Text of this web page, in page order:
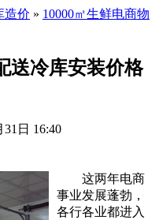
造价 » 10000㎡生鲜电商物
送冷库安装价格
日 16:40
这两年电商
事业发展蓬勃，
各行各业都进入